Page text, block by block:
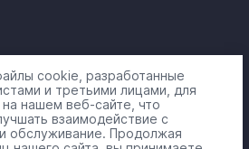
cookie, разработанные
и третьими лицами, для
нашем веб-сайте, что
взаимодействие с
обслуживание. Продолжая